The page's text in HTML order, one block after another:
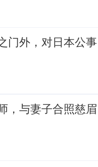
门外，对日本公事
，与妻子合照慈眉